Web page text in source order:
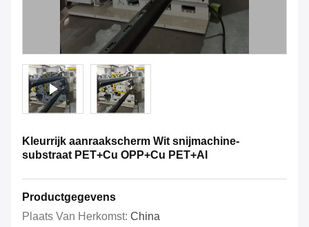
Kleurrijk aanraakscherm Wit snijmachine-
substraat PET+Cu OPP+Cu PET+Al
Productgegevens
Plaats Van Herkomst: China